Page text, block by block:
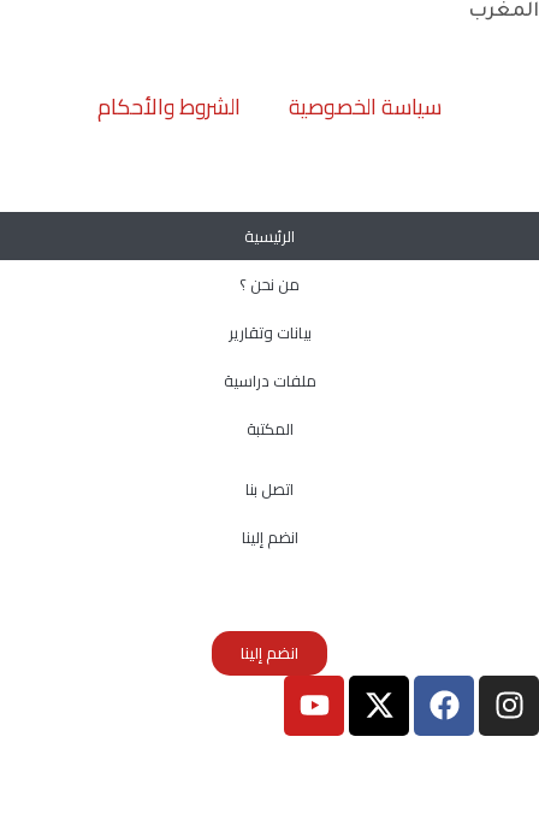
المغرب
سياسة الخصوصية الشروط والأحكام
الرئيسية
من نحن ؟
بيانات وتقارير
ملفات دراسية
المكتبة
اتصل بنا
انضم إلينا
انضم إلينا